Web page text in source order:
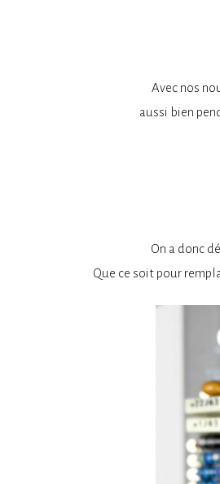
Avec nos
aussi bien
On a donc
Que ce soit pour